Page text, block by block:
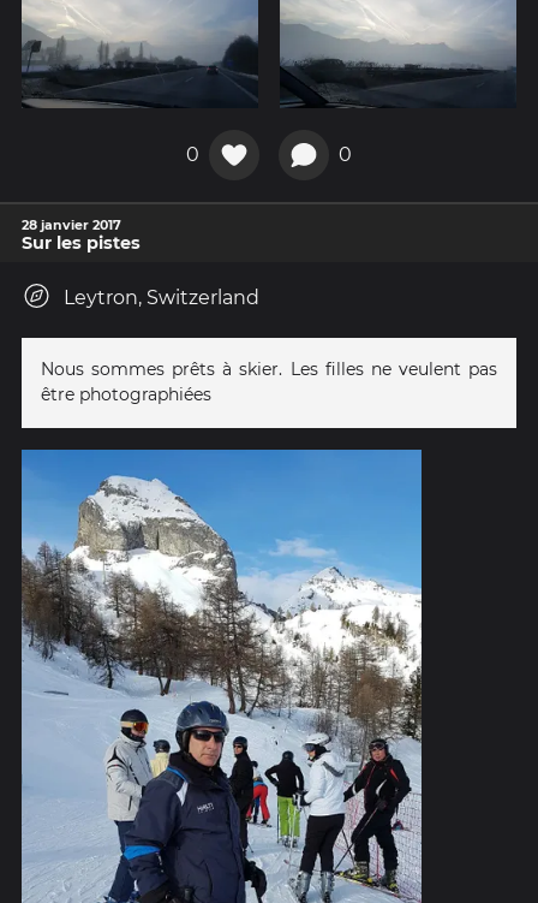
0 0
28 janvier 2017
Sur les pistes
Leytron, Switzerland
Nous sommes prêts à skier. Les filles ne veulent pas
être photographiées